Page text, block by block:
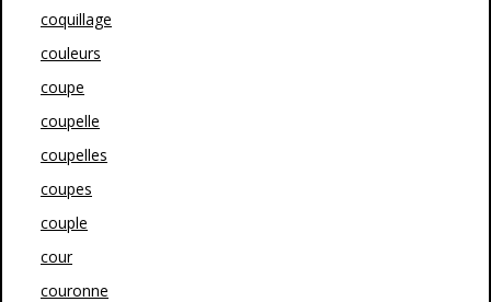
coquillage
couleurs
coupe
coupelle
coupelles
coupes
couple
cour
couronne